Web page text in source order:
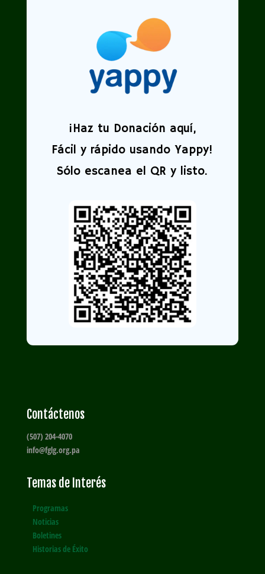
¡Haz tu Donación aquí,
Fácil y rápido usando Yappy!
Sólo escanea el QR y listo.
Contáctenos
(507) 204-4070
info@fglg.org.pa
Temas de Interés
Programas
Noticias
Boletines
Historias de Éxito